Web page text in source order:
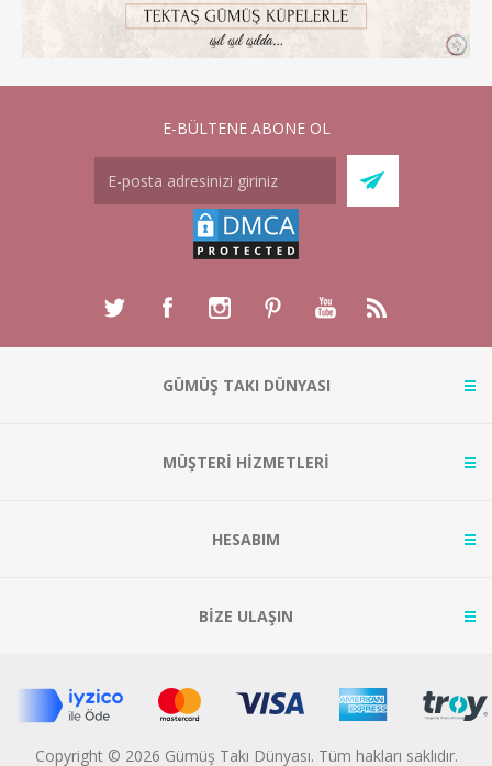
E-BÜLTENE ABONE OL
GÜMÜŞ TAKI DÜNYASI
MÜŞTERİ HİZMETLERİ
HESABIM
BİZE ULAŞIN
Copyright © 2026 Gümüş Takı Dünyası. Tüm hakları saklıdır.